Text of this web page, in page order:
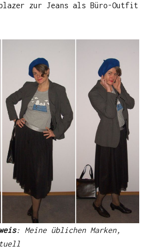
zur Jeans als Büro-Outfit
: Meine üblichen Marken,